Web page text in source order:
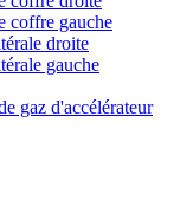
coffre gauche
droite
gauche
gaz d'accélérateur